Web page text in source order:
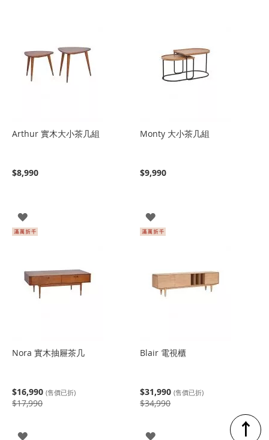
Arthur 實木大小茶几組
$8,990
登
入
Monty 大小茶几組
$9,990
登
入
Nora 實木抽屜茶几
$16,990 (售價已折)
$17,990
登
Blair 電視櫃
$31,990 (售價已折)
$34,990
登 ↑